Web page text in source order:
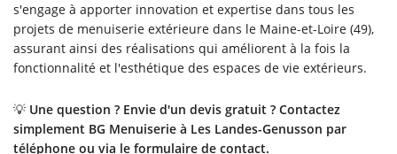
s'engage à apporter innovation et expertise dans tous les
projets de menuiserie extérieure dans le Maine-et-Loire (49),
assurant ainsi des réalisations qui améliorent à la fois la
fonctionnalité et l'esthétique des espaces de vie extérieurs.
💡 Une question ? Envie d'un devis gratuit ? Contactez
simplement BG Menuiserie à Les Landes-Genusson par
téléphone ou via le formulaire de contact.